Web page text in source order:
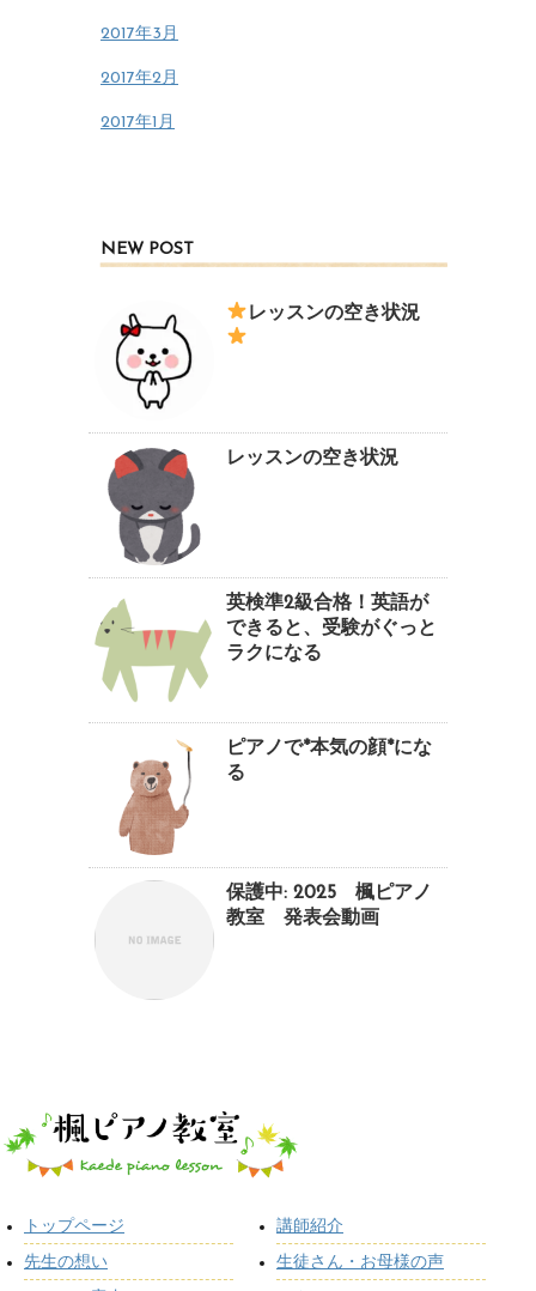
2017年3月
2017年2月
2017年1月
NEW POST
レッスンの空き状況
レッスンの空き状況
英検準2級合格！英語が
できると、受験がぐっと
ラクになる
ピアノで*本気の顔*にな
る
保護中: 2025 楓ピアノ
教室 発表会動画
トップページ
先生の想い
講師紹介
生徒さん・お母様の声